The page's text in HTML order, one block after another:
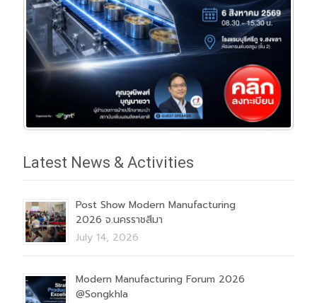
Latest News & Activities
Post Show Modern Manufacturing
2026 จ.นครราชสีมา
July 14, 2026
Modern Manufacturing Forum 2026
@Songkhla